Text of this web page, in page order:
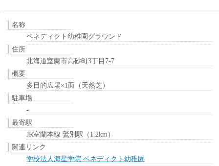
名称
ベネディクト幼稚園グラウンド
住所
北海道室蘭市高砂町3丁目7-7
概要
多目的広場×1面（天然芝）
駐車場
-
最寄駅
JR室蘭本線 鷲別駅（1.2km）
関連リンク
学校法人海星学院 ベネディクト幼稚園